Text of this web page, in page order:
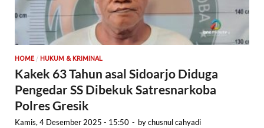
HOME/ HUKUM & KRIMINAL
Kakek 63 Tahun asal Sidoarjo Diduga
Pengedar SS Dibekuk Satresnarkoba
Polres Gresik
Kamis, 4 Desember 2025 - 15:50 - bychusnul cahyadi